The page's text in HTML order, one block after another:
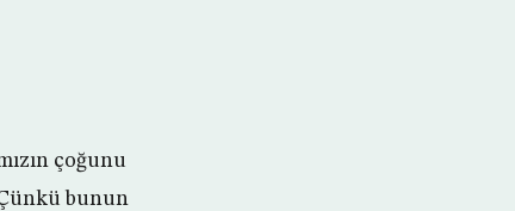
çoğunu
bunun